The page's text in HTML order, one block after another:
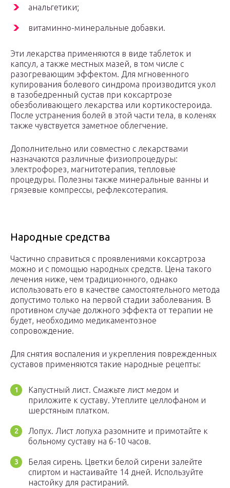
анальгетики;
витаминно-минеральные добавки.
Эти лекарства применяются в виде таблеток и
капсул, а также местных мазей, в том числе с
разогревающим эффектом. Для мгновенного
купирования болевого синдрома производится укол
в тазобедренный сустав при коксартрозе
обезболивающего лекарства или кортикостероида.
После устранения болей в этой части тела, в коленях
также чувствуется заметное облегчение.
Дополнительно или совместно с лекарствами
назначаются различные физиопроцедуры:
электрофорез, магнитотерапия, тепловые
процедуры. Полезны также минеральные ванны и
грязевые компрессы, рефлексотерапия.
Народные средства
Частично справиться с проявлениями коксартроза
можно и с помощью народных средств. Цена такого
лечения ниже, чем традиционного, однако
использовать его в качестве самостоятельного метода
допустимо только на первой стадии заболевания. В
противном случае должного эффекта от терапии не
будет, необходимо медикаментозное
сопровождение.
Для снятия воспаления и укрепления поврежденных
суставов применяются такие народные рецепты:
Капустный лист. Смажьте лист медом и
приложите к суставу. Утеплите целлофаном и
шерстяным платком.
Лопух. Лист лопуха разомните и примотайте к
больному суставу на 6-10 часов.
Белая сирень. Цветки белой сирени залейте
спиртом и настаивайте 14 дней. Используйте
настойку для растираний.